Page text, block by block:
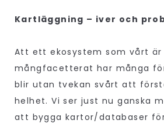
Kartläggning – iver och
Att ett ekosystem som vårt
mångfacetterat har många
blir utan tvekan svårt att
helhet. Vi ser just nu ganska
att bygga kartor/databaser